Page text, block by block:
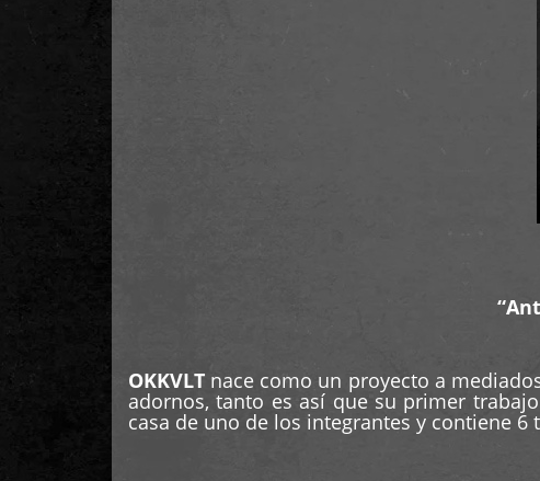
OKKVLT nace como un proyecto a
adornos, tanto es así que su primer
casa de uno de los integrantes y contiene